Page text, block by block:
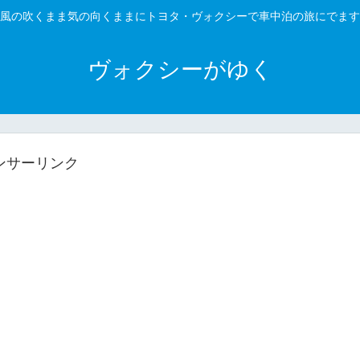
風の吹くまま気の向くままにトヨタ・ヴォクシーで車中泊の旅にでます
ヴォクシーがゆく
サーリンク